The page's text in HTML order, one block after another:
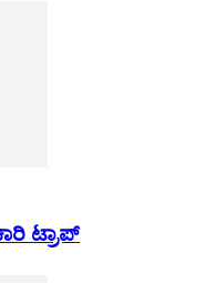
ಟ್ರಾಪ್